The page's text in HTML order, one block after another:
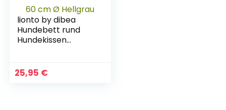
lionto by dibea
Hundebett rund
Hundekissen
(L) 60 cm Ø
Hellgrau
25,95 €